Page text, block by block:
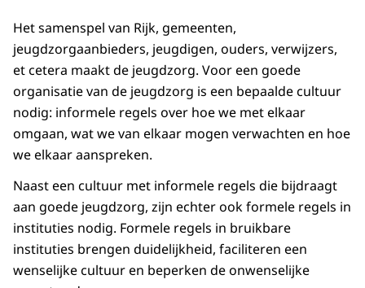
Het samenspel van Rijk, gemeenten,
jeugdzorgaanbieders, jeugdigen, ouders, verwijzers,
et cetera maakt de jeugdzorg. Voor een goede
organisatie van de jeugdzorg is een bepaalde cultuur
nodig: informele regels over hoe we met elkaar
omgaan, wat we van elkaar mogen verwachten en hoe
we elkaar aanspreken.
Naast een cultuur met informele regels die bijdraagt
aan goede jeugdzorg, zijn echter ook formele regels in
instituties nodig. Formele regels in bruikbare
instituties brengen duidelijkheid, faciliteren een
wenselijke cultuur en beperken de onwenselijke